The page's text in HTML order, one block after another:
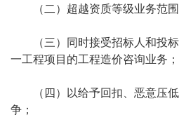
（二）超越资质等级业务范围
（三）同时接受招标人和投标
一工程项目的工程造价咨询业务；
（四）以给予回扣、恶意压低
争；